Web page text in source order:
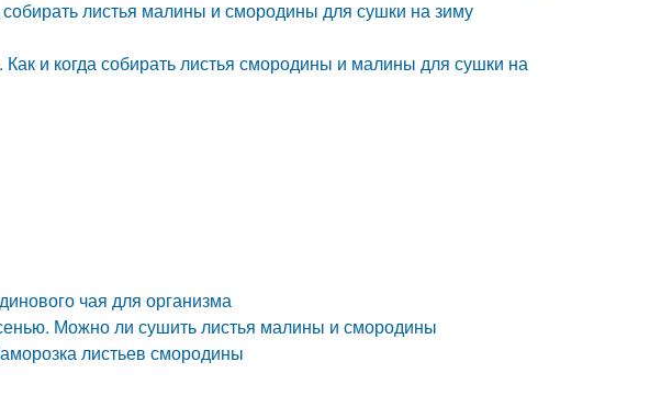
листья малины и смородины для сушки на зиму
и когда собирать листья смородины и малины для сушки на
чая для организма
Можно ли сушить листья малины и смородины
листьев смородины